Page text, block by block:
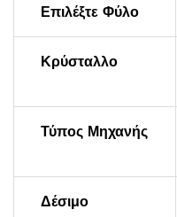
Επιλέξτε Φύλο
Κρύσταλλο
Τύπος Μηχανής
Δέσιμο